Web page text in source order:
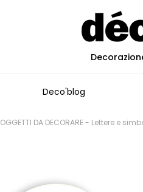
Deco'blog
OGGETTI DA DECORARE - Lettere e